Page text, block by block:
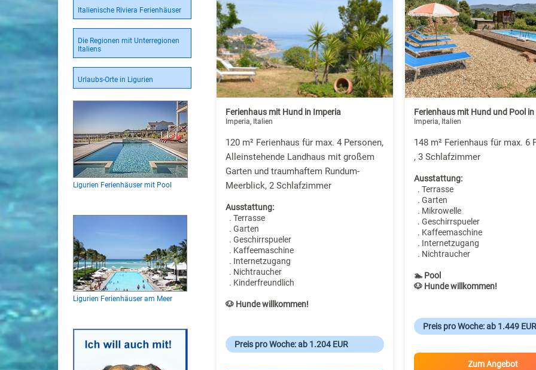
Italienische Riviera Ferienhäuser
Die Regionen mit Unterregionen
Italiens
Urlaubs-Orte in Ligurien
Ligurien Ferienhäuser mit Pool
Ligurien Ferienhäuser am Meer
Ferienhaus mit Hund in Imperia
Imperia, Italien
120 m² Ferienhaus für max. 4 Personen,
Alleinstehende Landhaus mit großem
Garten und traumhaftem Rundum-
Meerblick, 2 Schlafzimmer
Ausstattung:
. Terrasse
. Garten
. Geschirrspueler
. Kaffeemaschine
. Internetzugang
. Nichtraucher
. Kinderfreundlich
🐶 Hunde willkommen!
Preis pro Woche: ab 1.204 EUR
Ferienhaus mit Hund und Pool
Imperia, Italien
148 m² Ferienhaus für max. 6
, 3 Schlafzimmer
Ausstattung:
. Terrasse
. Garten
. Mikrowelle
. Geschirrspueler
. Kaffeemaschine
. Internetzugang
. Nichtraucher
🏊 Pool
🐶 Hunde willkommen!
Preis pro Woche: ab 1.449 EUR
Zum Angebot